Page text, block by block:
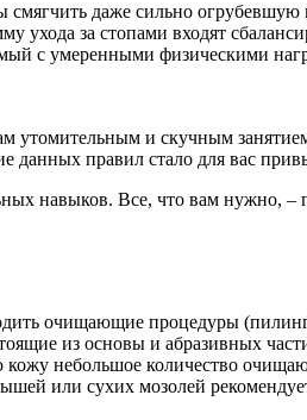
даже сильно огрубевшую
за стопами входят
с умеренными физическими
и скучным
данных правил стало для вас
навыков. Все, что вам нужно, –
очищающие процедуры
из основы и абразивных
небольшое количество
или сухих мозолей